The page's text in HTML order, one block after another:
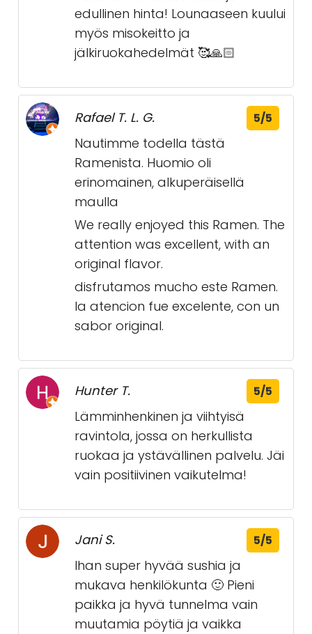
edullinen hinta! Lounaaseen kuului
myös misokeitto ja
jälkiruokahedelmät 🥰🙏🏻
Rafael T. L. G. 5/5
Nautimme todella tästä
Ramenista. Huomio oli
erinomainen, alkuperäisellä
maulla
We really enjoyed this Ramen. The
attention was excellent, with an
original flavor.
disfrutamos mucho este Ramen.
la atencion fue excelente, con un
sabor original.
Hunter T. 5/5
Lämminhenkinen ja viihtyisä
ravintola, jossa on herkullista
ruokaa ja ystävällinen palvelu. Jäi
vain positiivinen vaikutelma!
Jani S. 5/5
Ihan super hyvää sushia ja
mukava henkilökunta 🙂 Pieni
paikka ja hyvä tunnelma vain
muutamia pöytiä ja vaikka